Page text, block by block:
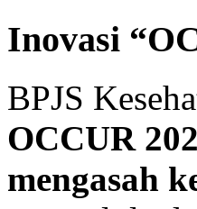
Inovasi
BPJS
OCCUR
mengasah